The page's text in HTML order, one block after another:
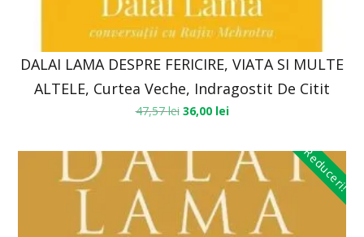
DALAI LAMA DESPRE FERICIRE, VIATA SI MULTE
ALTELE, Curtea Veche, Indragostit De Citit
47,57lei 36,00 lei
Reduceri!